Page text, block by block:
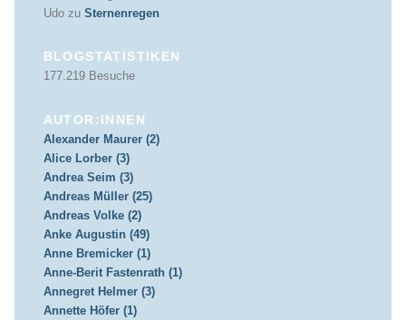
Udozu Sternenregen
BLOGSTATISTIKEN
177.219 Besuche
AUTOR:INNEN
Alexander Maurer (2)
Alice Lorber (3)
Andrea Seim (3)
Andreas Müller (25)
Andreas Volke (2)
Anke Augustin (49)
Anne Bremicker (1)
Anne-Berit Fastenrath (1)
Annegret Helmer (3)
Annette Höfer (1)